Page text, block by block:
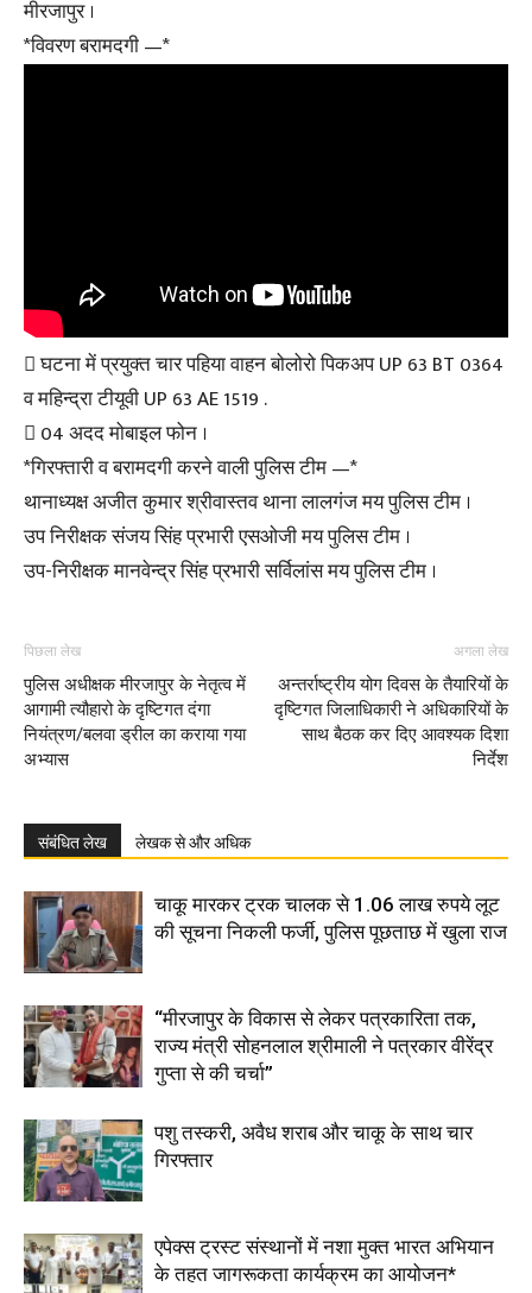
मीरजापुर ।
*विवरण बरामदगी —*
 घटना में प्रयुक्त चार पहिया वाहन बोलोरो पिकअप UP 63 BT 0364
व महिन्द्रा टीयूवी UP 63 AE 1519 .
 04 अदद मोबाइल फोन ।
*गिरफ्तारी व बरामदगी करने वाली पुलिस टीम —*
थानाध्यक्ष अजीत कुमार श्रीवास्तव थाना लालगंज मय पुलिस टीम ।
उप निरीक्षक संजय सिंह प्रभारी एसओजी मय पुलिस टीम ।
उप-निरीक्षक मानवेन्द्र सिंह प्रभारी सर्विलांस मय पुलिस टीम ।
पिछला लेख
पुलिस अधीक्षक मीरजापुर के नेतृत्व में
आगामी त्यौहारो के दृष्टिगत दंगा
नियंत्रण/बलवा ड्रील का कराया गया
अभ्यास
अगला लेख
अन्तर्राष्ट्रीय योग दिवस के तैयारियों के
दृष्टिगत जिलाधिकारी ने अधिकारियों के
साथ बैठक कर दिए आवश्यक दिशा
निर्देश
संबंधित लेख लेखक से और अधिक
चाकू मारकर ट्रक चालक से 1.06 लाख रुपये लूट
की सूचना निकली फर्जी, पुलिस पूछताछ में खुला राज
“मीरजापुर के विकास से लेकर पत्रकारिता तक,
राज्य मंत्री सोहनलाल श्रीमाली ने पत्रकार वीरेंद्र
गुप्ता से की चर्चा”
पशु तस्करी, अवैध शराब और चाकू के साथ चार
गिरफ्तार
एपेक्स ट्रस्ट संस्थानों में नशा मुक्त भारत अभियान
के तहत जागरूकता कार्यक्रम का आयोजन*